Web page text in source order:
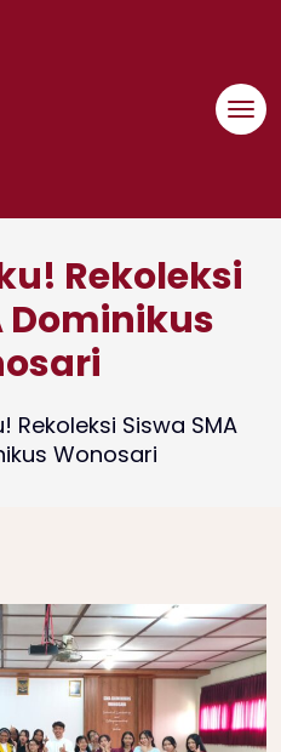
Rekoleksi
Dominikus
Rekoleksi Siswa SMA
Wonosari